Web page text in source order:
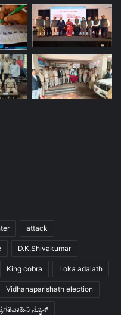
attack
D.K.Shivakumar
King cobra Loka adalath
Vidhanaparishath election
ನ್ಯೂಸ್